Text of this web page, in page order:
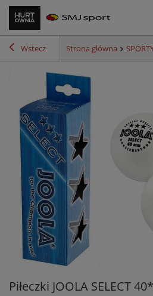
Wstecz Strona główna
Piłeczki JOOLA SELECT